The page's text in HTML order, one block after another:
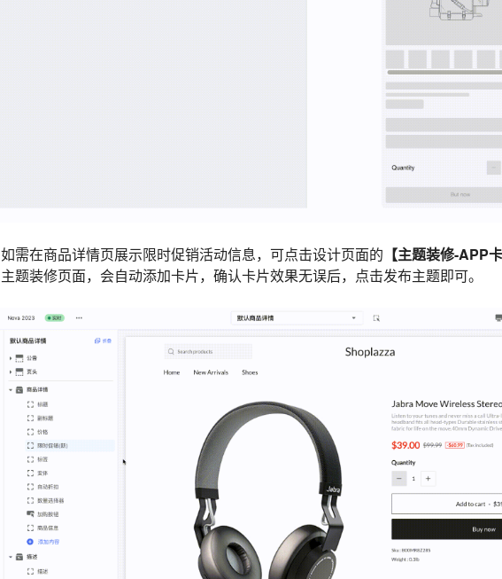
如需在商品详情页展示限时促销活动信息，可点击设计页面的 【主题装修-APP
主题装修页面，会自动添加卡片，确认卡片效果无误后，点击发布主题即可。